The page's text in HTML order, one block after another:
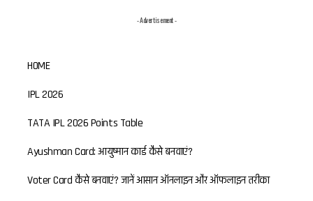
- Advertisement -
HOME
IPL 2026
TATA IPL 2026 Points Table
Ayushman Card: आयुष्मान कार्ड कैसे बनवाएं?
Voter Card कैसे बनवाएं? जानें आसान ऑनलाइन और ऑफलाइन तरीका